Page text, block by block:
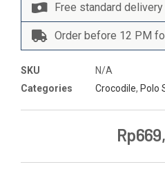
Free standard
Order before 12 PM
SKU
N/A
Categories
Crocodile, Polo
Rp